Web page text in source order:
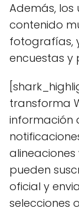
Además,
contenido
fotografías,
encuestas y
transforma
información
alineaciones
pueden
oficial y
selecciones